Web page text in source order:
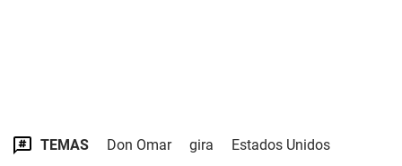
TEMAS Don Omar gira Estados Unidos